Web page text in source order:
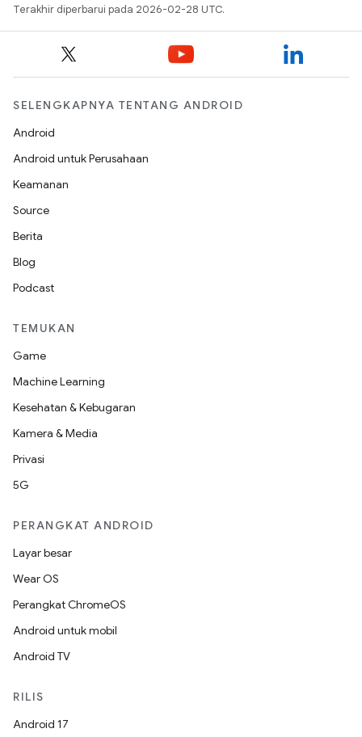
Terakhir diperbarui pada 2026-02-28 UTC.
SELENGKAPNYA TENTANG ANDROID
Android
Android untuk Perusahaan
Keamanan
Source
Berita
Blog
Podcast
TEMUKAN
Game
Machine Learning
Kesehatan & Kebugaran
Kamera & Media
Privasi
5G
PERANGKAT ANDROID
Layar besar
Wear OS
Perangkat ChromeOS
Android untuk mobil
Android TV
RILIS
Android 17